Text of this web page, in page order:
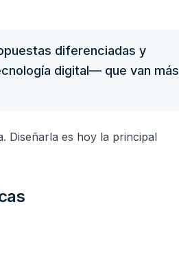
diferenciadas y
digital— que van más
Diseñarla es hoy la principal